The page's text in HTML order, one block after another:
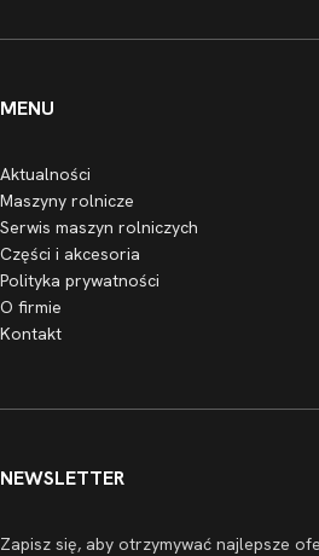
MENU
Aktualności
Maszyny rolnicze
Serwis maszyn rolniczych
Części i akcesoria
Polityka prywatności
O firmie
Kontakt
NEWSLETTER
Zapisz się, aby otrzymywać najlepsze